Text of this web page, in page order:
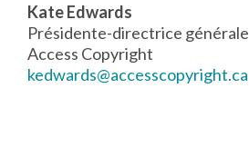
Kate Edwards
Présidente-directrice générale
Access Copyright
kedwards@accesscopyright.ca